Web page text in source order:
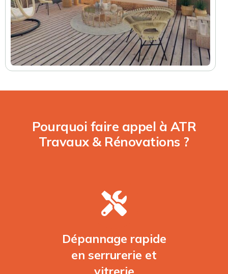
Pourquoi faire appel à ATR
Travaux & Rénovations ?
Dépannage rapide
en serrurerie et